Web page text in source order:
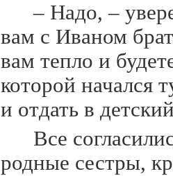
– Надо, –
вам с Иваном
вам тепло и
которой начался
и отдать в
Все
родные сестры,